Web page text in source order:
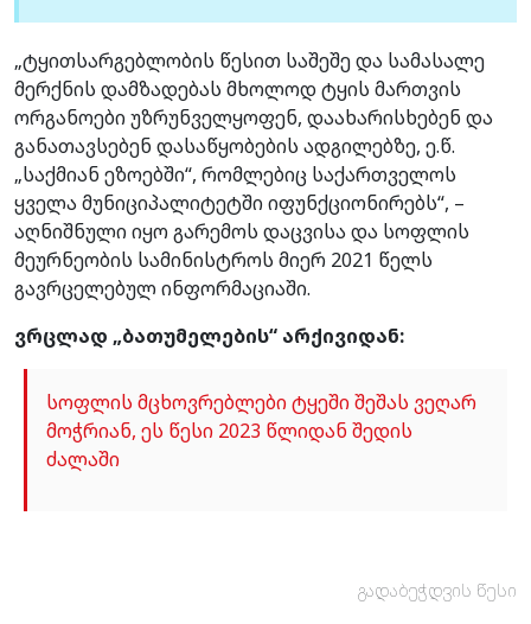
„ტყითსარგებლობის წესით საშეშე და სამასალე
მერქნის დამზადებას მხოლოდ ტყის მართვის
ორგანოები უზრუნველყოფენ, დაახარისხებენ და
განათავსებენ დასაწყობების ადგილებზე, ე.წ.
„საქმიან ეზოებში“, რომლებიც საქართველოს
ყველა მუნიციპალიტეტში იფუნქციონირებს“, –
აღნიშნული იყო გარემოს დაცვისა და სოფლის
მეურნეობის სამინისტროს მიერ 2021 წელს
გავრცელებულ ინფორმაციაში.
ვრცლად „ბათუმელების“ არქივიდან:
სოფლის მცხოვრებლები ტყეში შეშას ვეღარ
მოჭრიან, ეს წესი 2023 წლიდან შედის
ძალაში
გადაბეჭდვის წესი